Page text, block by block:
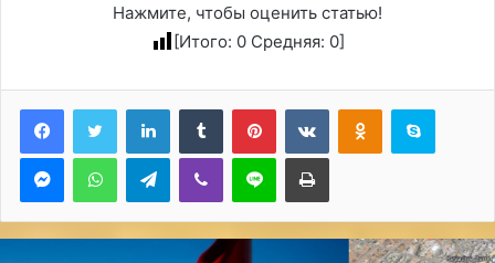
Нажмите, чтобы оценить статью!
[Итого: 0Средняя: 0]
LinkedInTumblr PinterestВконтактеОдноклассники
Skype
MessengerWhatsAppTelegramViber Line Печатать